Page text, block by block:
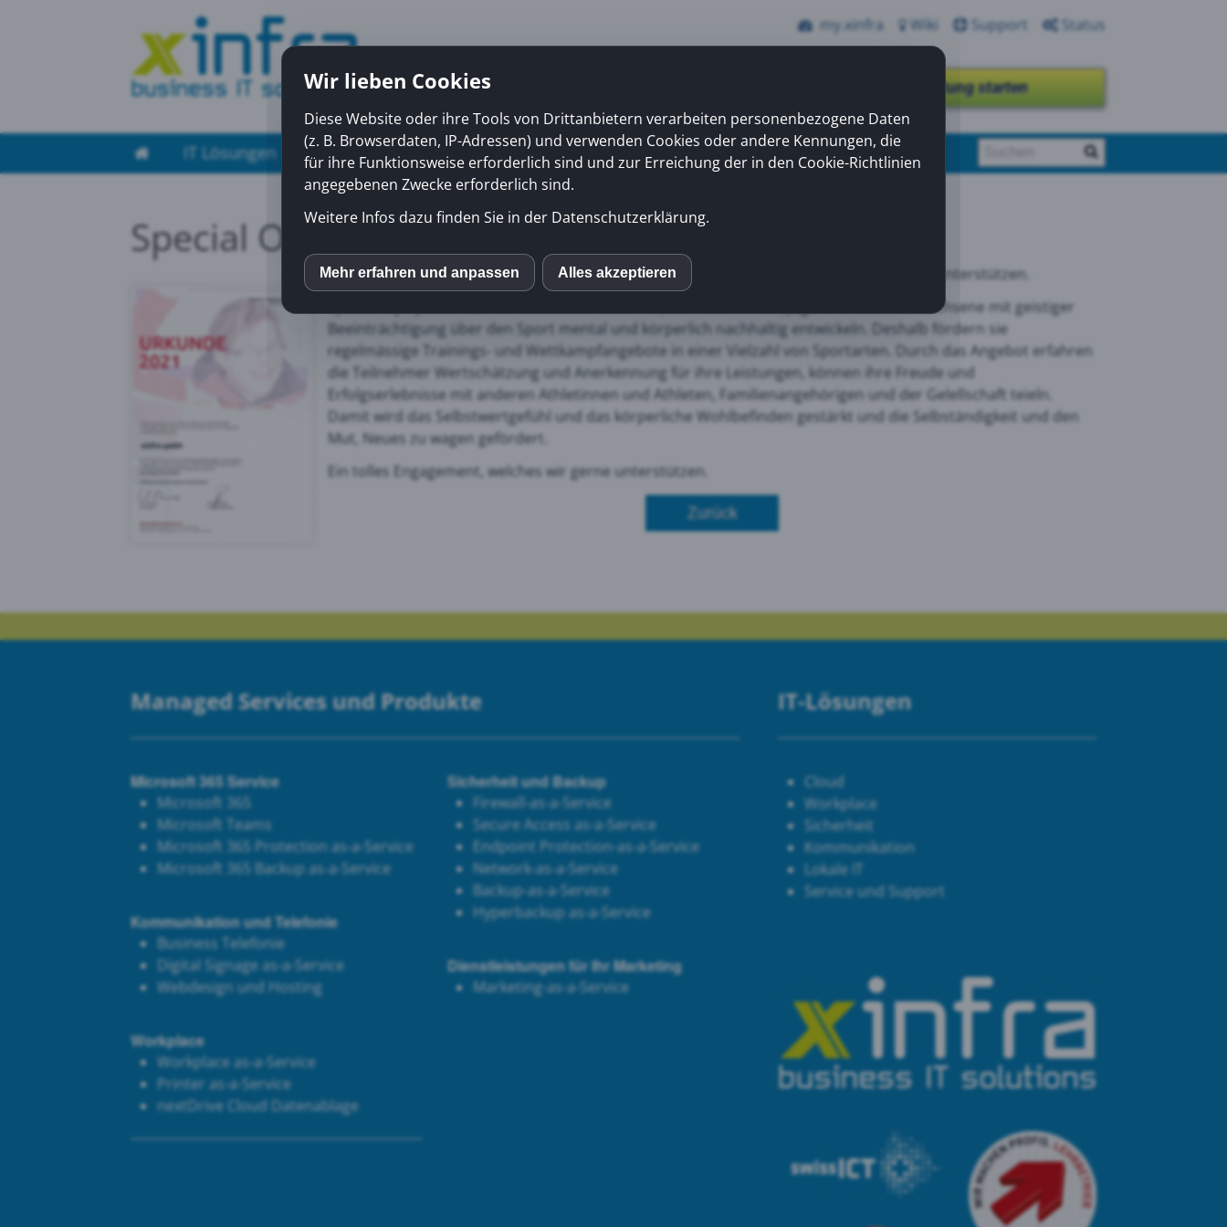
my.xinfra Wiki Support Status
Fernwartung starten
IT Lösungen Managed Services Erfolge News Kiosk Über uns
Special Olympics
Wir freuen uns, dieSpecial Olympics Switzerlandauch dieses Jahr wieder als Donator zu unterstützen.
Special Olympics Switzerland setzt sich dafür ein, dass sich Kinder, Jugendliche und Erwachsene mit geistiger
Beeinträchtigung über den Sport mental und körperlich nachhaltig entwickeln. Deshalb fördern sie
regelmässige Trainings- und Wettkampfangebote in einer Vielzahl von Sportarten. Durch das Angebot erfahren
die Teilnehmer Wertschätzung und Anerkennung für ihre Leistungen, können ihre Freude und
Erfolgserlebnisse mit anderen Athletinnen und Athleten, Familienangehörigen und der Gelellschaft teieln.
Damit wird das Selbstwertgefühl und das körperliche Wohlbefinden gestärkt und die Selbständigkeit und den
Mut, Neues zu wagen gefördert.
Ein tolles Engagement, welches wir gerne unterstützen.
Zurück
Managed Services und Produkte
Microsoft 365 Service
Microsoft 365
Microsoft Teams
Microsoft 365 Protection as-a-Service
Microsoft 365 Backup as-a-Service
Kommunikation und Telefonie
Business Telefonie
Digital Signage as-a-Service
Webdesign und Hosting
Workplace
Workplace as-a-Service
Printer as-a-Service
nextDrive Cloud Datenablage
Sicherheit und Backup
Firewall-as-a-Service
Secure Access as-a-Service
Endpoint Protection-as-a-Service
Network-as-a-Service
Backup-as-a-Service
Hyperbackup as-a-Service
Dienstleistungen für Ihr Marketing
Marketing-as-a-Service
IT-Lösungen
Cloud
Workplace
Sicherheit
Kommunikation
Lokale IT
Service und Support
Wir lieben Cookies
Diese Website oder ihre Tools von Drittanbietern verarbeiten personenbezogene Daten
(z. B. Browserdaten, IP-Adressen) und verwenden Cookies oder andere Kennungen, die
für ihre Funktionsweise erforderlich sind und zur Erreichung der in den Cookie-Richtlinien
angegebenen Zwecke erforderlich sind.
Weitere Infos dazu finden Sie in der Datenschutzerklärung.
inCMS
Matomo (Piwik)
Youtube
Google Maps
Mehr erfahren und anpassen Alles akzeptieren